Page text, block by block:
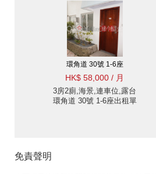
環角道 30號 1-6座
HK$ 58,000 / 月
3房2廁,海景,連車位,露台
環角道 30號 1-6座出租單
免責聲明